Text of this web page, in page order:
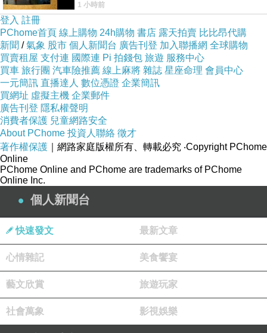
時間就有「 進化論很科
1 小時前
登入 註冊
PChome首頁 線上購物 24h購物 書店 露天拍賣 比比昂代購
新聞 /氣象 股市 個人新聞台 廣告刊登 加入聯播網 全球購物
買賣租屋 支付連 國際連 Pi 拍錢包 旅遊 服務中心
買車 旅行團 汽車險推薦 線上麻將 雜誌 星座命理 會員中心
一元簡訊 直播達人 數位憑證 企業簡訊
買網址 虛擬主機 企業郵件
廣告刊登 隱私權聲明
消費者保護 兒童網路安全
About PChome 投資人聯絡 徵才
著作權保護 ｜網路家庭版權所有、轉載必究 ‧Copyright PChome
Online
PChome Online and PChome are trademarks of PChome
Online Inc.
個人新聞台
快速發文 最新文章
心情雜記 美食饗宴
藝文欣賞 旅遊玩家
社會萬象 影視娛樂